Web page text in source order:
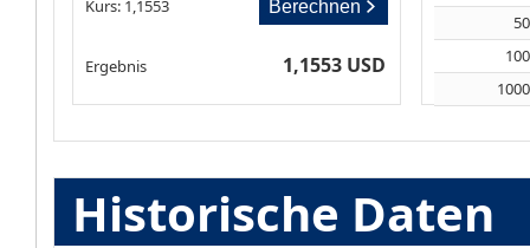
Kurs: 1,1553 Berechnen
Ergebnis 1,1553 USD
Historische Daten